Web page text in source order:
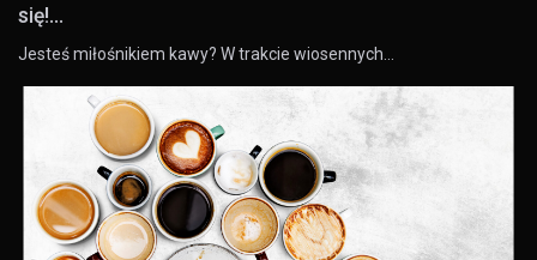
się!...
Jesteś miłośnikiem kawy? W trakcie wiosennych…